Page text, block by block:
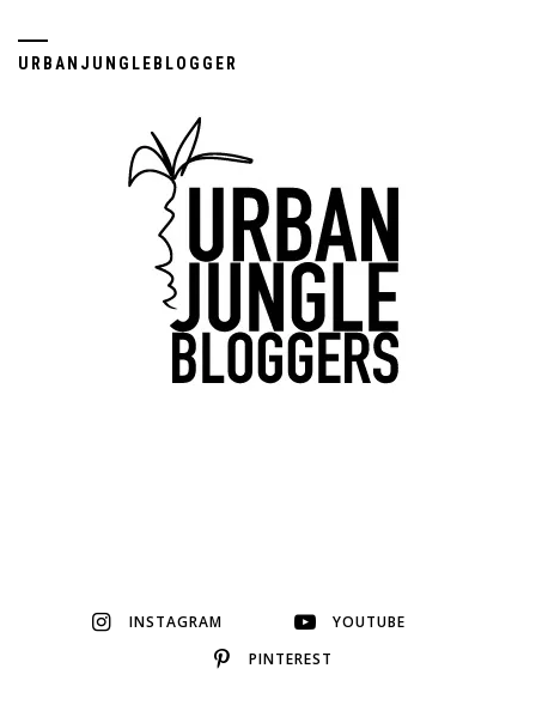
URBANJUNGLEBLOGGER
INSTAGRAM
YOUTUBE
PINTEREST